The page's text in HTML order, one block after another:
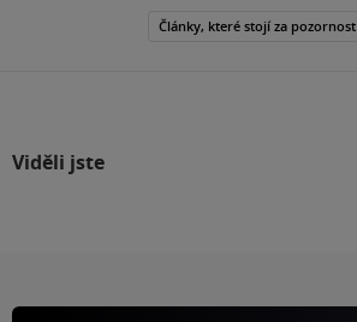
Články, které stojí za pozornost
Viděli jste